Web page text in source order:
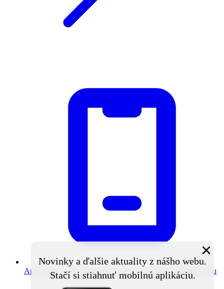
Aplikácia V obraze Novinky z obce priamo do vášho mobilu
Novinky a ďalšie aktuality z nášho webu.
Stačí si stiahnuť mobilnú aplikáciu.
×